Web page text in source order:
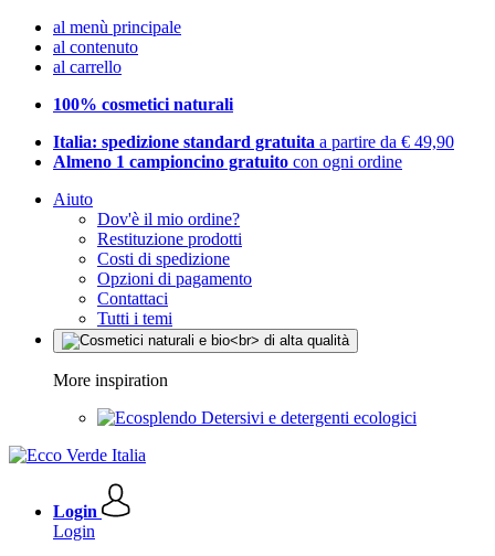
al menù principale
al contenuto
al carrello
100% cosmetici naturali
Italia: spedizione standard gratuita a partire da € 49,90
Almeno 1 campioncino gratuito con ogni ordine
Aiuto
Dov'è il mio ordine?
Restituzione prodotti
Costi di spedizione
Opzioni di pagamento
Contattaci
Tutti i temi
More inspiration
Detersivi e detergenti ecologici
Login
Login